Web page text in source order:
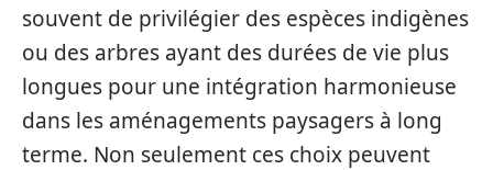
souvent de privilégier des espèces indigènes
ou des arbres ayant des durées de vie plus
longues pour une intégration harmonieuse
dans les aménagements paysagers à long
terme. Non seulement ces choix peuvent